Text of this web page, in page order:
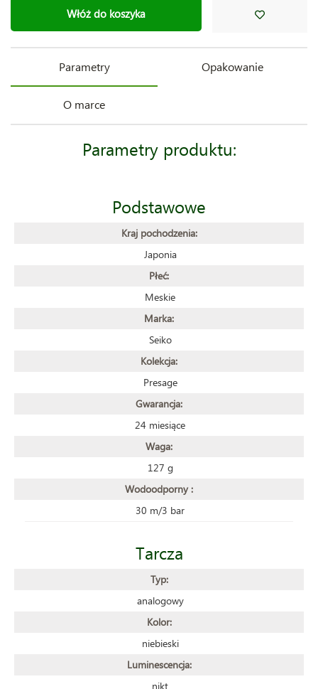
Włóż do koszyka
Parametry Opakowanie
O marce
Parametry produktu:
Podstawowe
Kraj pochodzenia:
Japonia
Płeć:
Meskie
Marka:
Seiko
Kolekcja:
Presage
Gwarancja:
24 miesiące
Waga:
127 g
Wodoodporny :
30 m/3 bar
Tarcza
Typ:
analogowy
Kolor:
niebieski
Luminescencja:
nikt